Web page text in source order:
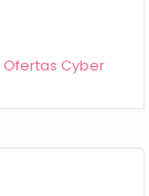
Ofertas Cyber